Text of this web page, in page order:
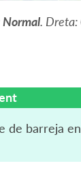
Normal. Dreta:
de barreja